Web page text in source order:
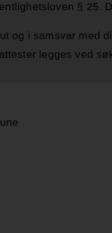
§ 25.
og i samsvar med
legges ved